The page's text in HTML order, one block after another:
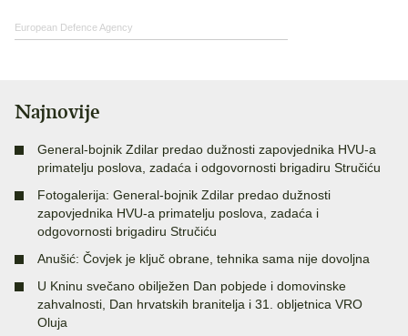
European Defence Agency
Najnovije
General-bojnik Zdilar predao dužnosti zapovjednika HVU-a
primatelju poslova, zadaća i odgovornosti brigadiru Stručiću
Fotogalerija: General-bojnik Zdilar predao dužnosti
zapovjednika HVU-a primatelju poslova, zadaća i
odgovornosti brigadiru Stručiću
Anušić: Čovjek je ključ obrane, tehnika sama nije dovoljna
U Kninu svečano obilježen Dan pobjede i domovinske
zahvalnosti, Dan hrvatskih branitelja i 31. obljetnica VRO
Oluja